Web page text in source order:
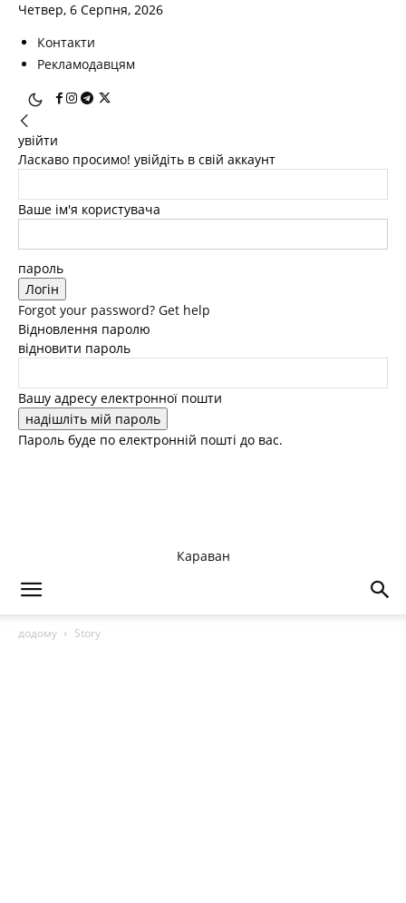
Четвер, 6 Серпня, 2026
Контакти
Рекламодавцям
увійти
Ласкаво просимо! увійдіть в свій аккаунт
Ваше ім'я користувача
пароль
Forgot your password? Get help
Відновлення паролю
відновити пароль
Вашу адресу електронної пошти
Пароль буде по електронній пошті до вас.
Караван
додому Story